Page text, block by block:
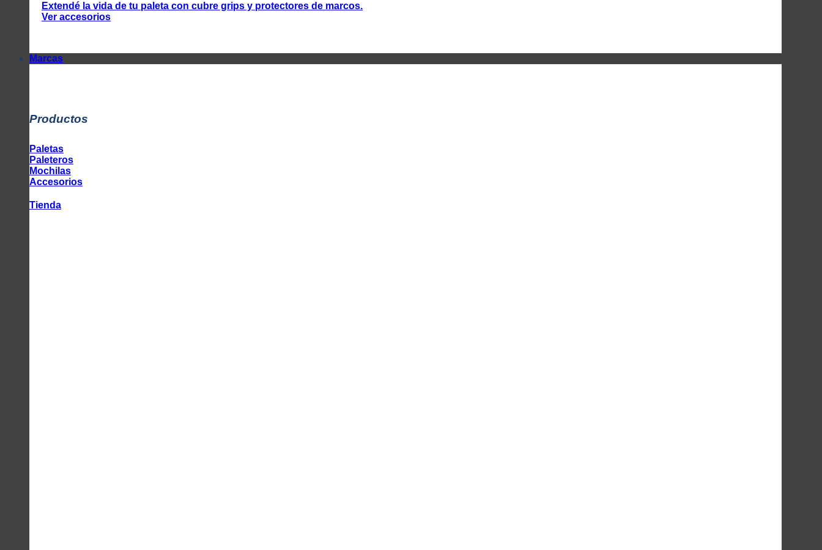
Extendé la vida de tu paleta con cubre grips y protectores de marcos.
Ver accesorios
Marcas
Productos
Paletas
Paleteros
Mochilas
Accesorios
Tienda